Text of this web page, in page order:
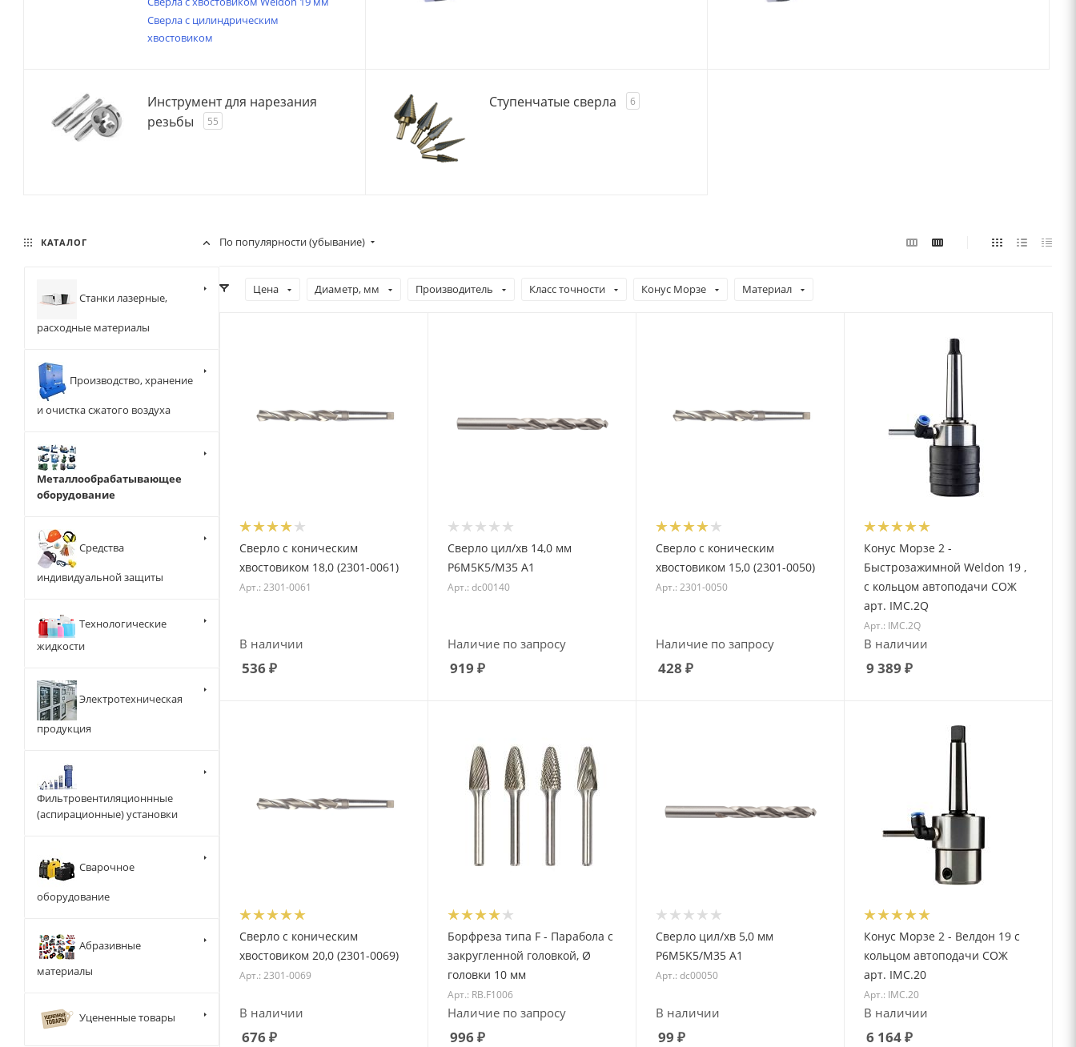
Сверла с цилиндрическим
хвостовиком
Инструмент для нарезания
резьбы
55
Ступенчатые сверла 6
По популярности (убывание)
Цена Диаметр, мм Производитель Класс точности Конус Морзе Материал
Сверло с коническим
хвостовиком 18,0 (2301-0061)
Арт.: 2301-0061
В наличии
536 ₽
Сверло цил/хв 14,0 мм
P6M5K5/M35 А1
Арт.: dc00140
Наличие по запросу
919 ₽
Сверло с коническим
хвостовиком 15,0 (2301-0050)
Арт.: 2301-0050
Наличие по запросу
428 ₽
Конус Морзе 2 -
Быстрозажимной Weldon 19 ,
с кольцом автоподачи СОЖ
арт. IMC.2Q
Арт.: IMC.2Q
В наличии
9 389 ₽
Сверло с коническим
хвостовиком 20,0 (2301-0069)
Арт.: 2301-0069
В наличии
676 ₽
Борфреза типа F - Парабола с
закругленной головкой, Ø
головки 10 мм
Арт.: RB.F1006
Наличие по запросу
996 ₽
Сверло цил/хв 5,0 мм
P6M5K5/M35 А1
Арт.: dc00050
В наличии
99 ₽
Конус Морзе 2 - Велдон 19 с
кольцом автоподачи СОЖ
арт. IMC.20
Арт.: IMC.20
В наличии
6 164₽
КАТАЛОГ
Станки лазерные,
расходные материалы
Производство, хранение
и очистка сжатого воздуха
Металлообрабатывающее
оборудование
Средства
индивидуальной защиты
Технологические
жидкости
Электротехническая
продукция
Фильтровентиляционнные
(аспирационные) установки
Сварочное
оборудование
Абразивные
материалы
Уцененные товары